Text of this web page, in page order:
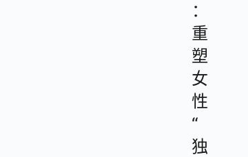
：
重
塑
女
性
“
独